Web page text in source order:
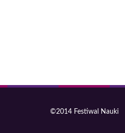
©2014 Festiwal Nauki